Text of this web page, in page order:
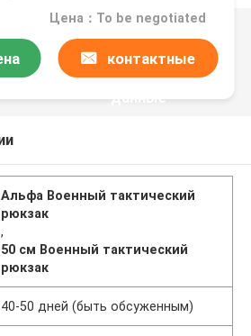
Цена：To be negotiated
контактные
данные
Альфа Военный тактический
рюкзак
,
50 см Военный тактический
рюкзак
40-50 дней (быть обсуженным)